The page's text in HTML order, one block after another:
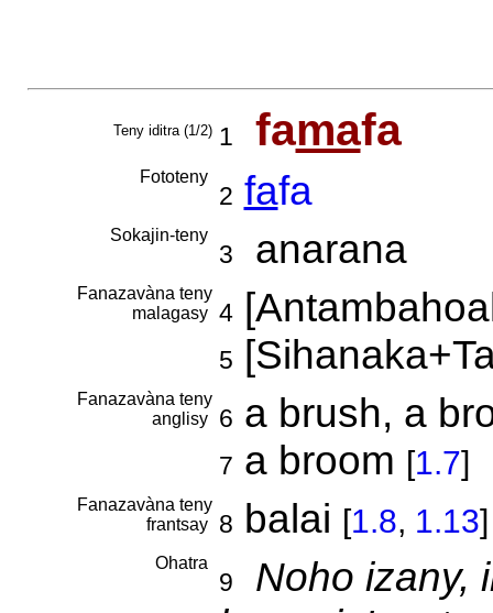
Teny iditra (1/2) 1 famafa
Fototeny
2 fafa
Sokajin-teny
3 anarana
Fanazavàna teny
malagasy 4
5
Fanazavàna teny
anglisy
6 a brush, a
7 a broom [1.7]
Fanazavàna teny
frantsay
8 balai [1.8, 1.13]
Ohatra
9
Noho izany,